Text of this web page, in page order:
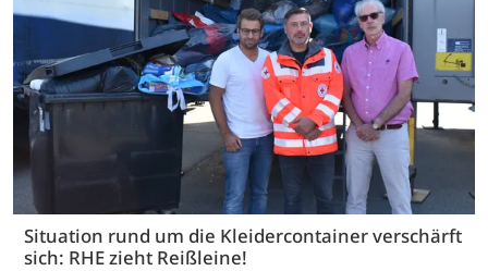
Situation rund um die Kleidercontainer verschärft
sich: RHE zieht Reißleine!